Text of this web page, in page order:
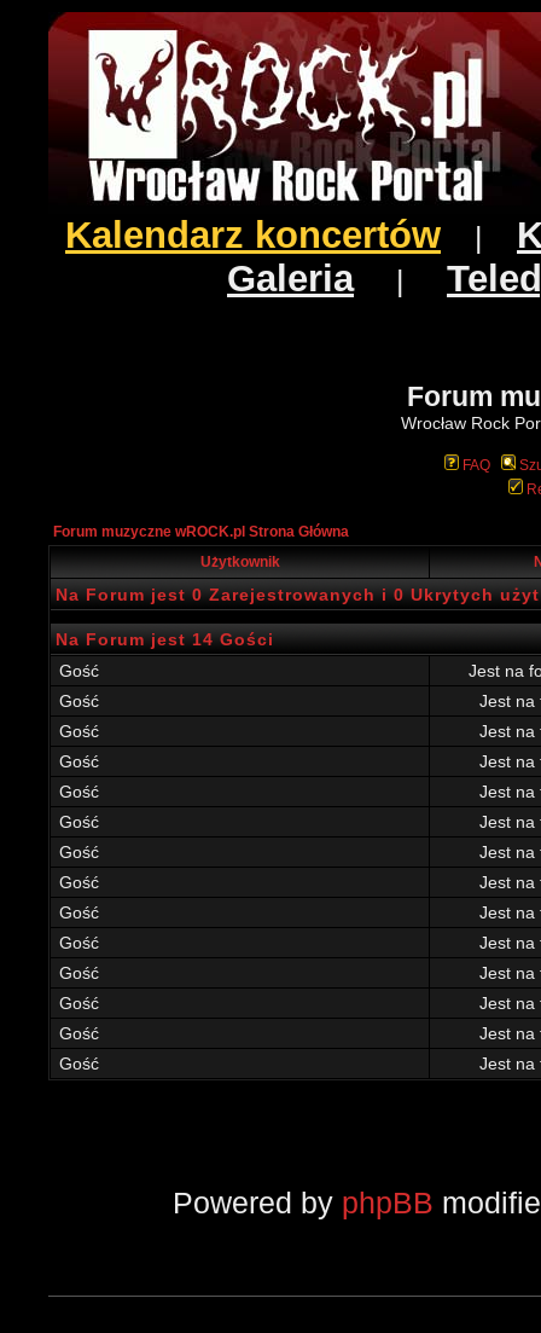
Kalendarz koncertów
Galeria|
Forum
Wrocław Rock
FAQ
Forum muzyczne wROCK.pl Strona Główna
Użytkownik
Na Forum jest 0 Zarejestrowanych i 0 Ukrytych
Na Forum jest 14 Gości
Gość
Jest na
Gość
Jest
Gość
Jest
Gość
Jest
Gość
Jest
Gość
Jest
Gość
Jest
Gość
Jest
Gość
Jest
Gość
Jest
Gość
Jest
Gość
Jest
Gość
Jest
Gość
Jest
Powered by phpBB